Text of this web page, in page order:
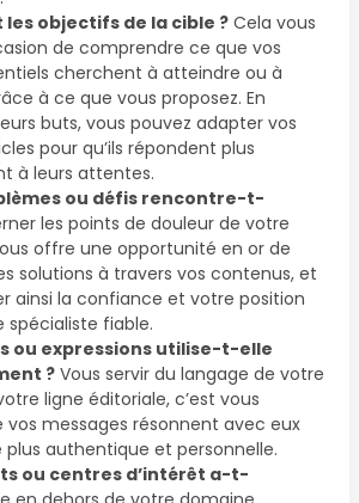
les objectifs de la cible ? Cela vous
de comprendre ce que vos
cherchent à atteindre ou à
à ce que vous proposez. En
buts, vous pouvez adapter vos
pour qu’ils répondent plus
à leurs attentes.
ou défis rencontre-t-
les points de douleur de votre
offre une opportunité en or de
solutions à travers vos contenus, et
ainsi la confiance et votre position
spécialiste fiable.
ou expressions utilise-t-elle
? Vous servir du langage de votre
ligne éditoriale, c’est vous
vos messages résonnent avec eux
plus authentique et personnelle.
ou centres d’intérêt a-t-